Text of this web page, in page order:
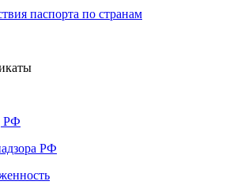
паспорта по странам
РФ
РФ